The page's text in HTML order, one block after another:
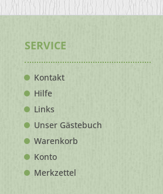
SERVICE
Kontakt
Hilfe
Links
Unser Gästebuch
Warenkorb
Konto
Merkzettel